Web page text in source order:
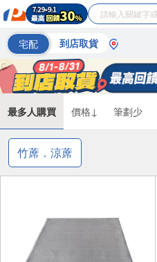
宅配 到店取貨
最多人購買 價格↓ 筆劃少
竹蓆．涼蓆